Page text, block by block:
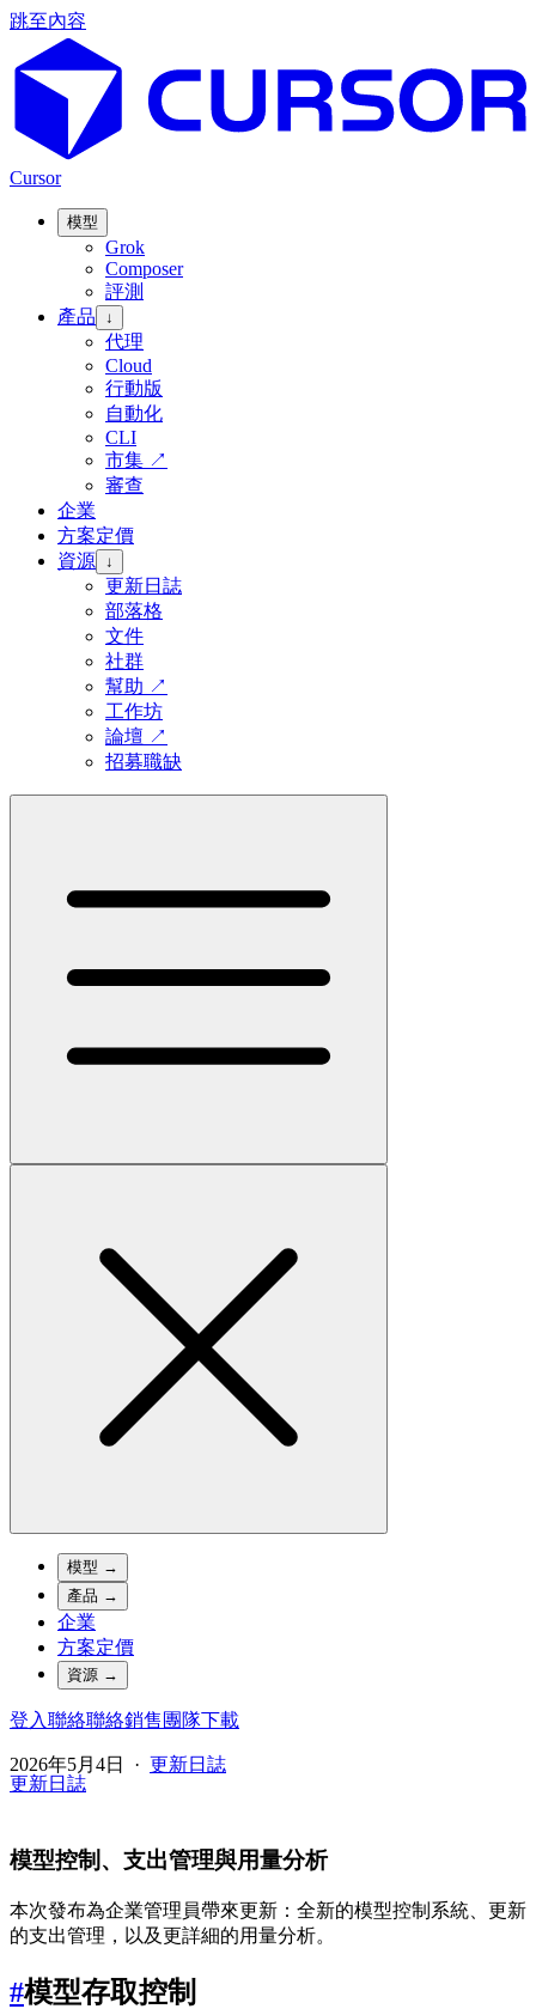
跳至內容
Cursor
模型
Grok
Composer
評測
產品
↓
代理
Cloud
行動版
自動化
CLI
市集 ↗
審查
企業
方案定價
資源 ↓
更新日誌
部落格
文件
社群
幫助 ↗
工作坊
論壇 ↗
招募職缺
模型 →
產品 →
企業
方案定價
資源 →
登入聯絡聯絡銷售團隊下載
2026年5月4日 · 更新日誌
更新日誌
模型控制、支出管理與用量分析
本次發布為企業管理員帶來更新：全新的模型控制系統、更新
的支出管理，以及更詳細的用量分析。
#模型存取控制